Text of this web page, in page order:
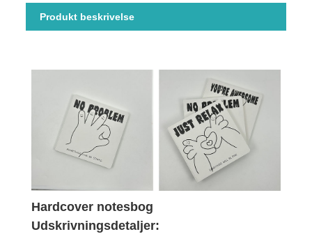
Produkt beskrivelse
Hardcover notesbog
Udskrivningsdetaljer: